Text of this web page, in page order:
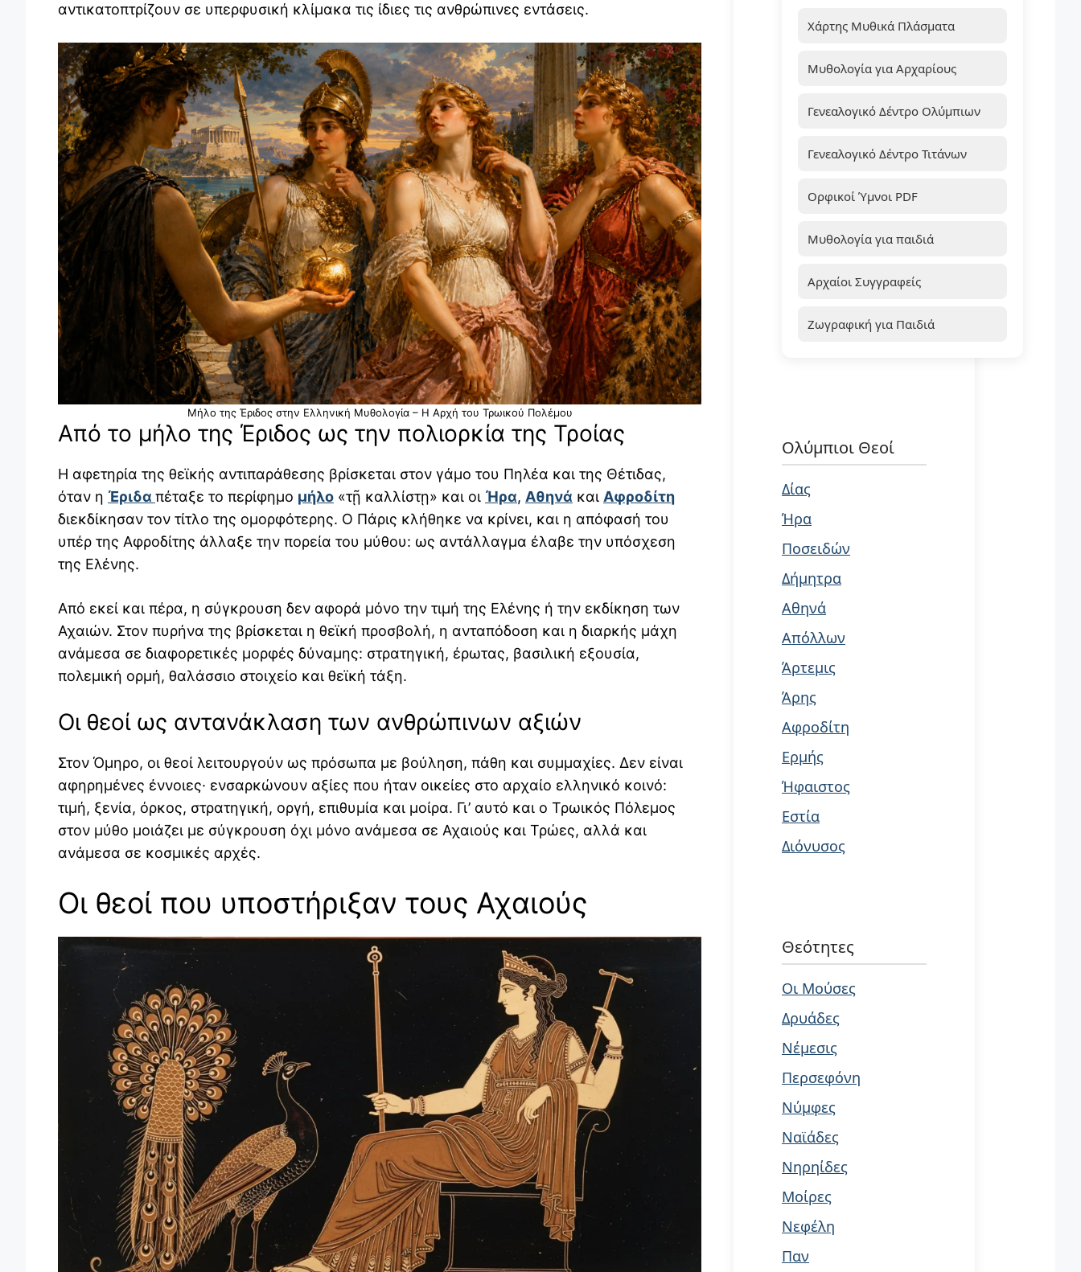
αντικατοπτρίζουν σε υπερφυσική κλίμακα τις ίδιες τις ανθρώπινες εντάσεις.
Μήλο της Έριδος στην Ελληνική Μυθολογία – Η Αρχή του Τρωικού Πολέμου
Από το μήλο της Έριδος ως την πολιορκία της Τροίας
Η αφετηρία της θεϊκής αντιπαράθεσης βρίσκεται στον γάμο του Πηλέα και της Θέτιδας,
όταν η Έριδα πέταξε το περίφημο μήλο «τῇ καλλίστῃ» και οι Ήρα, Αθηνά και Αφροδίτη
διεκδίκησαν τον τίτλο της ομορφότερης. Ο Πάρις κλήθηκε να κρίνει, και η απόφασή του
υπέρ της Αφροδίτης άλλαξε την πορεία του μύθου: ως αντάλλαγμα έλαβε την υπόσχεση
της Ελένης.
Από εκεί και πέρα, η σύγκρουση δεν αφορά μόνο την τιμή της Ελένης ή την εκδίκηση των
Αχαιών. Στον πυρήνα της βρίσκεται η θεϊκή προσβολή, η ανταπόδοση και η διαρκής μάχη
ανάμεσα σε διαφορετικές μορφές δύναμης: στρατηγική, έρωτας, βασιλική εξουσία,
πολεμική ορμή, θαλάσσιο στοιχείο και θεϊκή τάξη.
Οι θεοί ως αντανάκλαση των ανθρώπινων αξιών
Στον Όμηρο, οι θεοί λειτουργούν ως πρόσωπα με βούληση, πάθη και συμμαχίες. Δεν είναι
αφηρημένες έννοιες· ενσαρκώνουν αξίες που ήταν οικείες στο αρχαίο ελληνικό κοινό:
τιμή, ξενία, όρκος, στρατηγική, οργή, επιθυμία και μοίρα. Γι’ αυτό και ο Τρωικός Πόλεμος
στον μύθο μοιάζει με σύγκρουση όχι μόνο ανάμεσα σε Αχαιούς και Τρώες, αλλά και
ανάμεσα σε κοσμικές αρχές.
Οι θεοί που υποστήριξαν τους Αχαιούς
Χάρτης Μυθικά Πλάσματα
Μυθολογία για Αρχαρίους
Γενεαλογικό Δέντρο Ολύμπιων
Γενεαλογικό Δέντρο Τιτάνων
Ορφικοί Ύμνοι PDF
Μυθολογία για παιδιά
Αρχαίοι Συγγραφείς
Ζωγραφική για Παιδιά
Ολύμπιοι Θεοί
Δίας
Ήρα
Ποσειδών
Δήμητρα
Αθηνά
Απόλλων
Άρτεμις
Άρης
Αφροδίτη
Ερμής
Ήφαιστος
Εστία
Διόνυσος
Θεότητες
Οι Μούσες
Δρυάδες
Νέμεσις
Περσεφόνη
Νύμφες
Ναϊάδες
Νηρηίδες
Μοίρες
Νεφέλη
Παν